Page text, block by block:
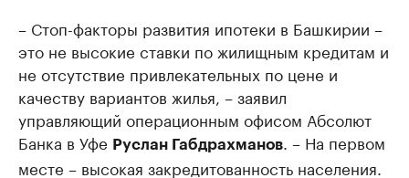
– Стоп-факторы развития ипотеки в Башкирии –
это не высокие ставки по жилищным кредитам и
не отсутствие привлекательных по цене и
качеству вариантов жилья, – заявил
управляющий операционным офисом Абсолют
Банка в Уфе Руслан Габдрахманов . – На первом
месте – высокая закредитованность населения.